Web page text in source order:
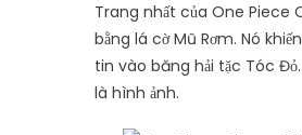
Trang nhất của One Piece
bằng lá cờ Mũ Rơm. Nó
tin vào băng hải tặc Tóc
là hình ảnh.